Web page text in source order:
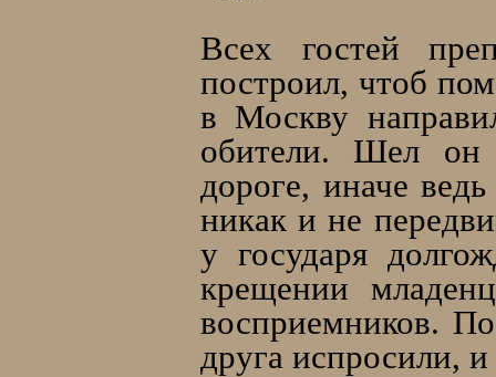
Всех гостей
построил, чтоб
в Москву
обители. Шел он
дороге, иначе
никак и не
у государя
крещении
восприемников.
друга испросили,